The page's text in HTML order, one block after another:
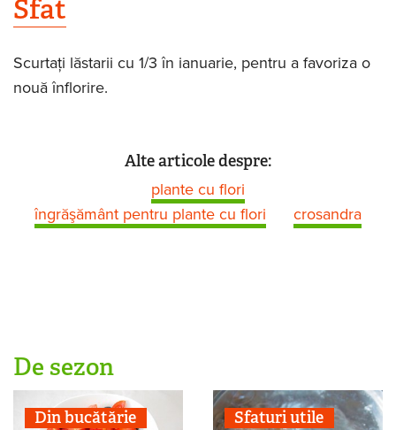
Sfat
Scurtaţi lăstarii cu 1/3 în ianuarie, pentru a favoriza o
nouă înflorire.
Alte articole despre:
plante cu flori
îngrăşământ pentru plante cu flori
crosandra
De sezon
Din bucătărie Sfaturi utile